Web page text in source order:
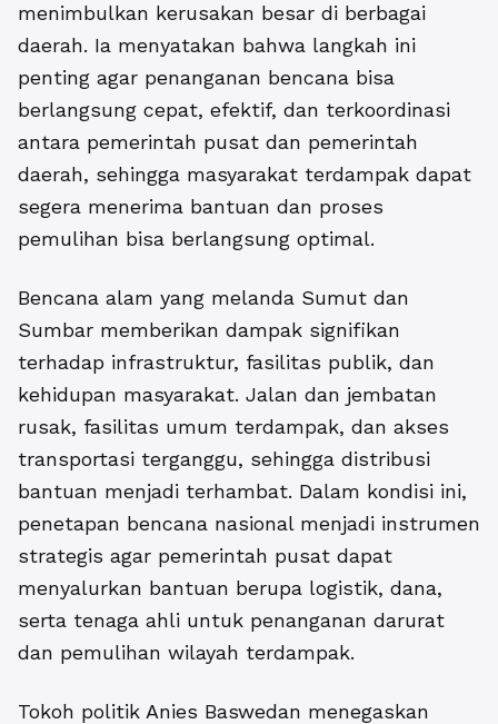
menimbulkan kerusakan besar di berbagai
daerah. Ia menyatakan bahwa langkah ini
penting agar penanganan bencana bisa
berlangsung cepat, efektif, dan terkoordinasi
antara pemerintah pusat dan pemerintah
daerah, sehingga masyarakat terdampak dapat
segera menerima bantuan dan proses
pemulihan bisa berlangsung optimal.
Bencana alam yang melanda Sumut dan
Sumbar memberikan dampak signifikan
terhadap infrastruktur, fasilitas publik, dan
kehidupan masyarakat. Jalan dan jembatan
rusak, fasilitas umum terdampak, dan akses
transportasi terganggu, sehingga distribusi
bantuan menjadi terhambat. Dalam kondisi ini,
penetapan bencana nasional menjadi instrumen
strategis agar pemerintah pusat dapat
menyalurkan bantuan berupa logistik, dana,
serta tenaga ahli untuk penanganan darurat
dan pemulihan wilayah terdampak.
Tokoh politik Anies Baswedan menegaskan